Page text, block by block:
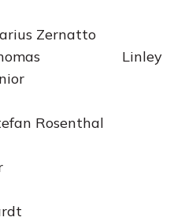
Zernatto
Linley
Rosenthal
Mozart